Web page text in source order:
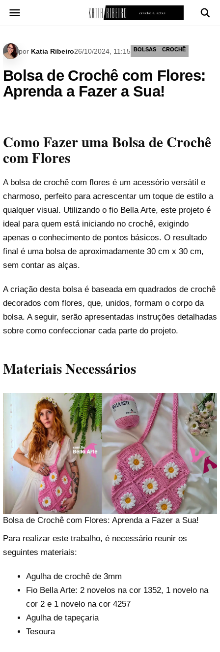
para
por Katia Ribeiro26/10/2024, 11:15 BOLSAS CROCHÊ
Bolsa de Crochê com Flores:
Aprenda a Fazer a Sua!
Como Fazer uma Bolsa de Crochê
com Flores
A bolsa de crochê com flores é um acessório versátil e
charmoso, perfeito para acrescentar um toque de estilo a
qualquer visual. Utilizando o fio Bella Arte, este projeto é
ideal para quem está iniciando no crochê, exigindo
apenas o conhecimento de pontos básicos. O resultado
final é uma bolsa de aproximadamente 30 cm x 30 cm,
sem contar as alças.
A criação desta bolsa é baseada em quadrados de crochê
decorados com flores, que, unidos, formam o corpo da
bolsa. A seguir, serão apresentadas instruções detalhadas
sobre como confeccionar cada parte do projeto.
Materiais Necessários
Bolsa de Crochê com Flores: Aprenda a Fazer a Sua!
Para realizar este trabalho, é necessário reunir os
seguintes materiais:
Agulha de crochê de 3mm
Fio Bella Arte: 2 novelos na cor 1352, 1 novelo na
cor 2 e 1 novelo na cor 4257
Agulha de tapeçaria
Tesoura